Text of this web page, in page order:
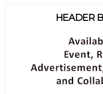
HEADER